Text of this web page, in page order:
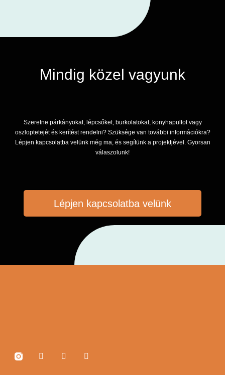
Mindig közel vagyunk
Szeretne párkányokat, lépcsőket, burkolatokat, konyhapultot vagy
oszloptetejét és kerítést rendelni? Szüksége van további információkra?
Lépjen kapcsolatba velünk még ma, és segítünk a projektjével. Gyorsan
válaszolunk!
Lépjen kapcsolatba velünk